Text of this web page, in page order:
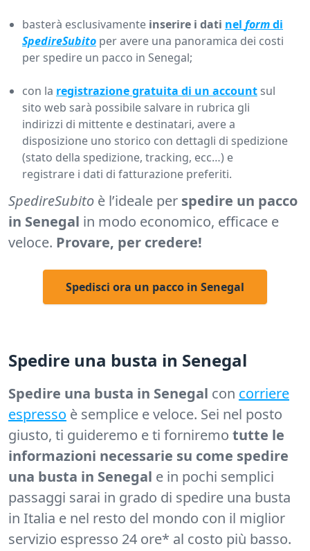
basterà esclusivamente inserire i dati nel formdi
SpedireSubito per avere una panoramica dei costi
per spedire un pacco in Senegal;
con la registrazione gratuita di un account sul
sito web sarà possibile salvare in rubrica gli
indirizzi di mittente e destinatari, avere a
disposizione uno storico con dettagli di spedizione
(stato della spedizione, tracking, ecc…) e
registrare i dati di fatturazione preferiti.
SpedireSubito è l’ideale per spedire un pacco
in Senegal in modo economico, efficace e
veloce. Provare, per credere!
Spedisci ora un pacco in Senegal
Spedire una busta in Senegal
Spedire una busta in Senegal con corriere
espresso è semplice e veloce. Sei nel posto
giusto, ti guideremo e ti forniremo tutte le
informazioni necessarie su come spedire
una busta in Senegal e in pochi semplici
passaggi sarai in grado di spedire una busta
in Italia e nel resto del mondo con il miglior
servizio espresso 24 ore* al costo più basso.